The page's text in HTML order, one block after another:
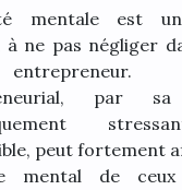
aide à
mentale est
à ne pas négliger
par
peut fortement
mental de